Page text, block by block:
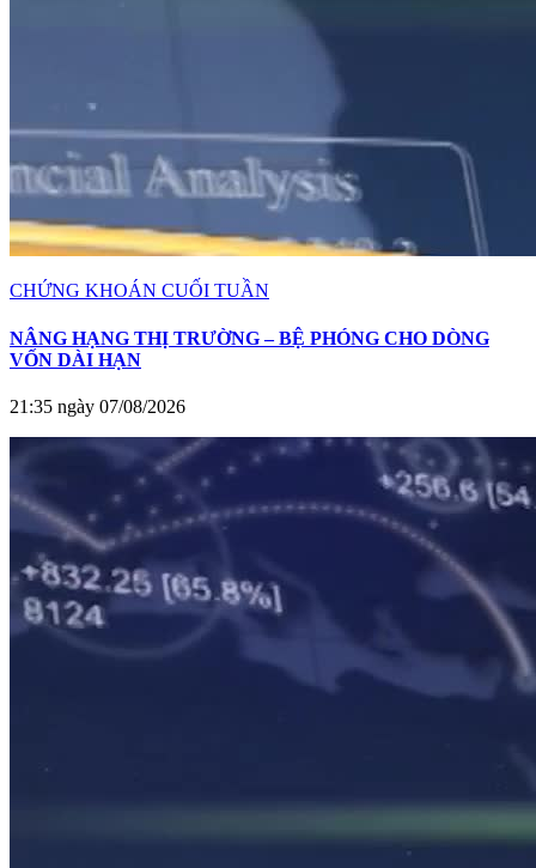
CHỨNG KHOÁN CUỐI TUẦN
NÂNG HẠNG THỊ TRƯỜNG – BỆ PHÓNG CHO DÒNG
VỐN DÀI HẠN
21:35 ngày 07/08/2026